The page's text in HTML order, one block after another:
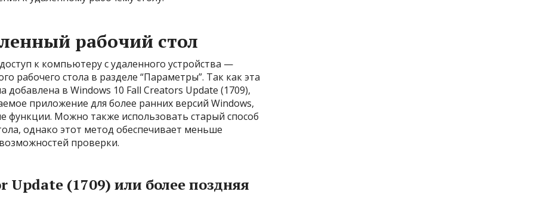
рабочий стол
к компьютеру с удаленного устройства —
рабочего стола в разделе “Параметры”. Так как эта
в Windows 10 Fall Creators Update (1709),
приложение для более ранних версий Windows,
функции. Можно также использовать старый способ
однако этот метод обеспечивает меньше
проверки.
Update (1709) или более поздняя